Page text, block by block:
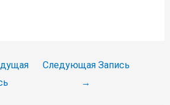
Следующая Запись
→